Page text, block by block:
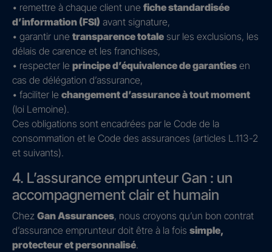
• remettre à chaque client une fiche standardisée
d’information (FSI) avant signature,
• garantir une transparence totale sur les exclusions, les
délais de carence et les franchises,
• respecter le principe d’équivalence de garanties en
cas de délégation d’assurance,
• faciliter le changement d’assurance à tout moment
(loi Lemoine).
Ces obligations sont encadrées par le Code de la
consommation et le Code des assurances (articles L.113-2
et suivants).
4. L’assurance emprunteur Gan : un
accompagnement clair et humain
Chez Gan Assurances, nous croyons qu’un bon contrat
d’assurance emprunteur doit être à la fois simple,
protecteur et personnalisé.